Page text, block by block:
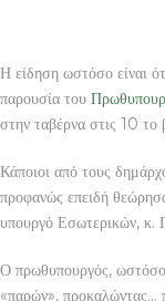
Η είδηση ωστόσο είναι
παρουσία του
στην ταβέρνα στις 10 το
Κάποιοι από τους
προφανώς επειδή
υπουργό Εσωτερικών, κ.
Ο πρωθυπουργός,
«παρών», προκαλώντας…